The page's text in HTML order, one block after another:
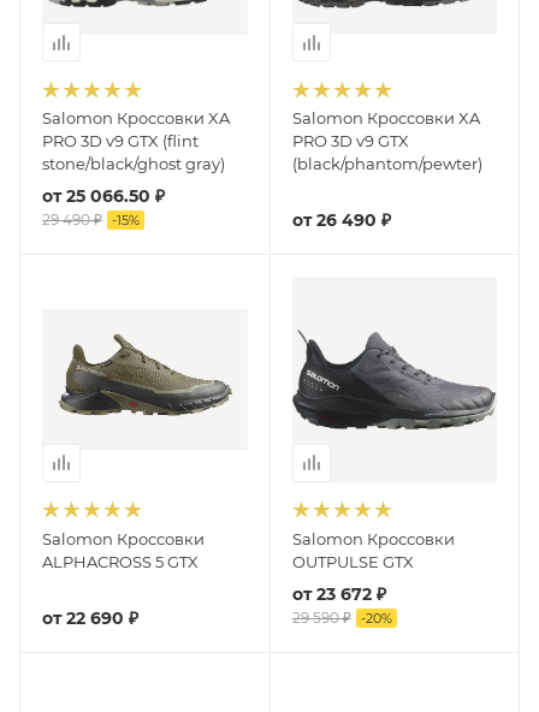
Salomon Кроссовки XA
PRO 3D v9 GTX (flint
stone/black/ghost gray)
от25 066.50 ₽
29 490 ₽ -15%
Salomon Кроссовки XA
PRO 3D v9 GTX
(black/phantom/pewter)
от26 490 ₽
Salomon Кроссовки
ALPHACROSS 5 GTX
от22 690 ₽
Salomon Кроссовки
OUTPULSE GTX
от23 672 ₽
29 590 ₽ -20%